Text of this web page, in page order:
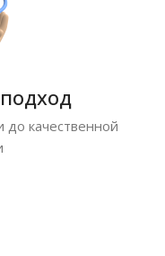
качественной